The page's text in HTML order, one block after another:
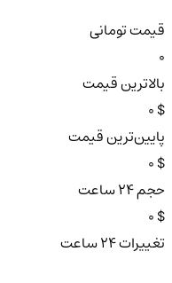
قیمت تومانی
بالاترین قیمت
$ 0
پایین‌ترین قیمت
$ 0
حجم ۲۴ ساعت
$ 0
تغییرات ۲۴ ساعت